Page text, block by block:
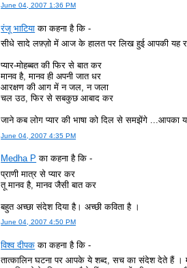
June 04, 2007 1:36 PM
रंजू भाटिया का कहना है कि -
सीधे सादे लफ़्ज़ो में आज के हालत पर लिख हुई आपकी यह
प्यार-मोहब्बत की फिर से बात कर
मानव है, मानव ही अपनी जात धर
आरक्षण की आग में न जल, न जला
चल उठ, फिर से सबकुछ आबाद कर
जाने कब लोग प्यार की भाषा को दिल से समझेंगे ...आपका
June 04, 2007 4:35 PM
Medha P का कहना है कि -
प्राणी मात्र से प्यार कर
तू मानव है, मानव जैसी बात कर
बहुत अच्छा संदेश दिया है। अच्छी कविता है ।
June 04, 2007 4:50 PM
विश्व दीपक का कहना है कि -
तात्कालिन घटना पर आपके ये शब्द, सच का संदेश देते हैं